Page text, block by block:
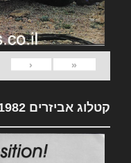
«
‹
קטלוג אביזרים 1982 Jeep